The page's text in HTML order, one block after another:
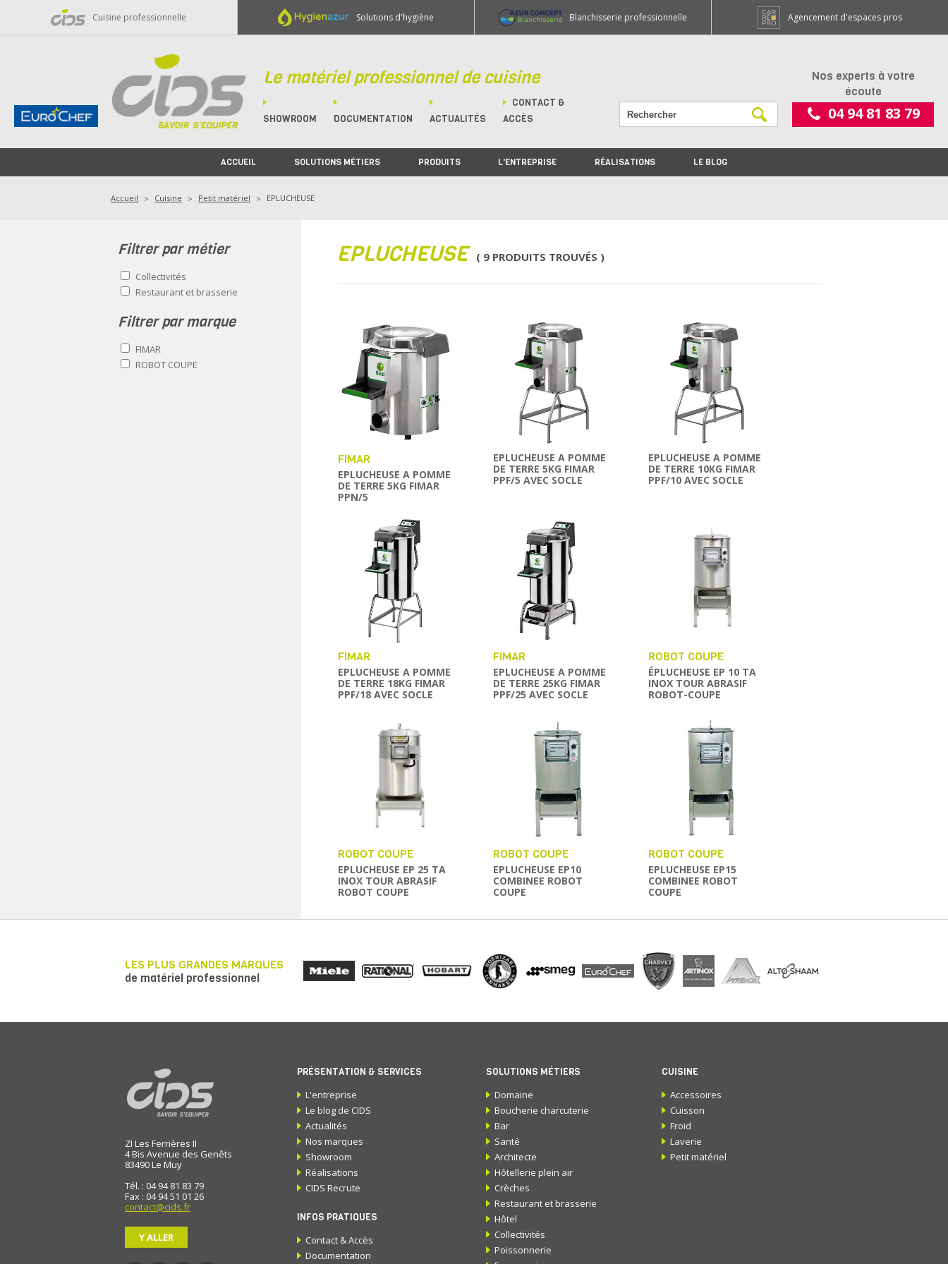
Cuisine professionnelle Solutions d'hygiène Blanchisserie professionnelle Agencement d'espaces pros
Le matériel professionnel de cuisine
SHOWROOM DOCUMENTATION ACTUALITÉS
CONTACT &
ACCÈS
Nos experts à votre
écoute
04 94 81 83 79
ACCUEIL SOLUTIONS MÉTIERS PRODUITS L'ENTREPRISE RÉALISATIONS LE BLOG
Accueil Cuisine Petit matériel EPLUCHEUSE
EPLUCHEUSE ( 9 PRODUITS TROUVÉS )
FIMAR
EPLUCHEUSE A POMME
DE TERRE 5KG FIMAR
PPN/5
EPLUCHEUSE A POMME
DE TERRE 5KG FIMAR
PPF/5 AVEC SOCLE
EPLUCHEUSE A POMME
DE TERRE 10KG FIMAR
PPF/10 AVEC SOCLE
FIMAR
EPLUCHEUSE A POMME
DE TERRE 18KG FIMAR
PPF/18 AVEC SOCLE
FIMAR
EPLUCHEUSE A POMME
DE TERRE 25KG FIMAR
PPF/25 AVEC SOCLE
ROBOT COUPE
ÉPLUCHEUSE EP 10 TA
INOX TOUR ABRASIF
ROBOT-COUPE
ROBOT COUPE
EPLUCHEUSE EP 25 TA
INOX TOUR ABRASIF
ROBOT COUPE
ROBOT COUPE
EPLUCHEUSE EP10
COMBINEE ROBOT
COUPE
ROBOT COUPE
EPLUCHEUSE EP15
COMBINEE ROBOT
COUPE
Filtrer par métier
Collectivités
Restaurant et brasserie
Filtrer par marque
FIMAR
ROBOT COUPE
LES PLUS GRANDES MARQUES
de matériel professionnel
ZI Les Ferrières II
4 Bis Avenue des Genêts
83490Le Muy
Tél. : 04 94 81 83 79
Fax : 04 94 51 01 26
contact@cids.fr
Y ALLER
PRÉSENTATION & SERVICES
L'entreprise
Le blog de CIDS
Actualités
Nos marques
Showroom
Réalisations
CIDS Recrute
INFOS PRATIQUES
Contact & Accès
Documentation
SOLUTIONS MÉTIERS
Domaine
Boucherie charcuterie
Bar
Santé
Architecte
Hôtellerie plein air
Crèches
Restaurant et brasserie
Hôtel
Collectivités
Poissonnerie
CUISINE
Accessoires
Cuisson
Froid
Laverie
Petit matériel
Panneau de gestion des cookies